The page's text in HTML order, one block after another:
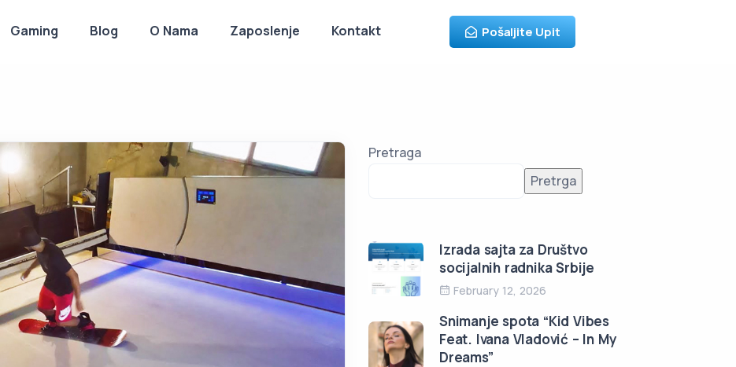
Gaming Blog O Nama Zaposlenje Kontakt Pošaljite Upit
Pretraga
Pretrga
Izrada sajta za Društvo
socijalnih radnika Srbije
February 12, 2026
Snimanje spota “Kid Vibes
Feat. Ivana Vladović – In My
Dreams”